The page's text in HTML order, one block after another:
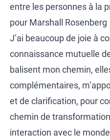
entre les personnes à la
pour Marshall Rosenberg
J’ai beaucoup de joie à
connaissance mutuelle
balisent mon chemin,
complémentaires,
et de clarification, pour
chemin de
interaction avec le